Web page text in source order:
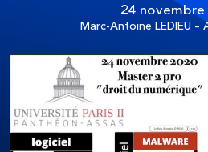
24 novembre
Marc-Antoine LEDIEU –